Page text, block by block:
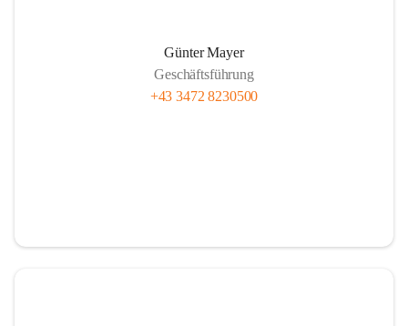
Günter Mayer
Geschäftsführung
+43 3472 8230500